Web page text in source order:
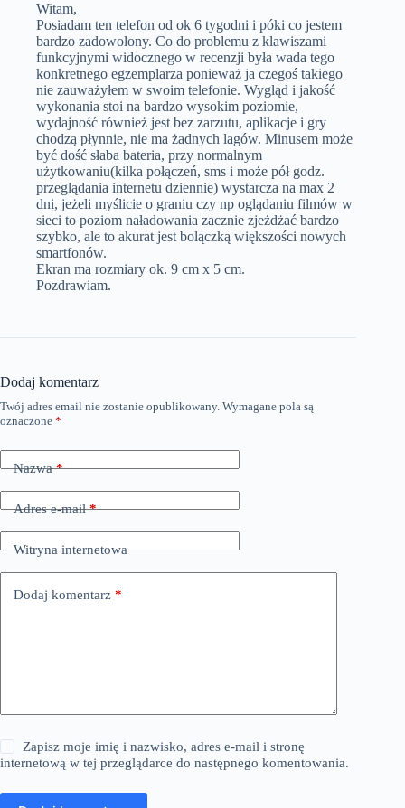
Witam,
Posiadam ten telefon od ok 6 tygodni i póki co jestem
bardzo zadowolony. Co do problemu z klawiszami
funkcyjnymi widocznego w recenzji była wada tego
konkretnego egzemplarza ponieważ ja czegoś takiego
nie zauważyłem w swoim telefonie. Wygląd i jakość
wykonania stoi na bardzo wysokim poziomie,
wydajność również jest bez zarzutu, aplikacje i gry
chodzą płynnie, nie ma żadnych lagów. Minusem może
być dość słaba bateria, przy normalnym
użytkowaniu(kilka połączeń, sms i może pół godz.
przeglądania internetu dziennie) wystarcza na max 2
dni, jeżeli myślicie o graniu czy np oglądaniu filmów w
sieci to poziom naładowania zacznie zjeżdżać bardzo
szybko, ale to akurat jest bolączką większości nowych
smartfonów.
Ekran ma rozmiary ok. 9 cm x 5 cm.
Pozdrawiam.
Dodaj komentarz
Twój adres email nie zostanie opublikowany. Wymagane pola są
oznaczone *
Nazwa*
Adres e-mail*
Witryna internetowa
Dodaj komentarz *
Zapisz moje imię i nazwisko, adres e-mail i stronę
internetową w tej przeglądarce do następnego komentowania.